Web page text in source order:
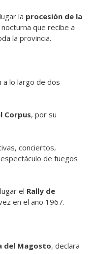
la procesión de la
que recibe a
la provincia.
a lo largo de dos
Corpus, por su
conciertos,
de fuegos
el Rally de
en el año 1967.
del Magosto, declara